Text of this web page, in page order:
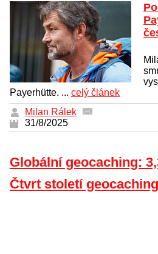
Payerhütte. ... celý článek
Milan Rálek
31/8/2025
Globální geocaching:
Čtvrt století